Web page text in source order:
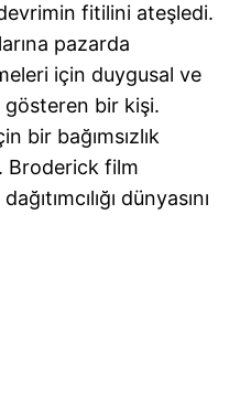
fitilini ateşledi.
pazarda
için duygusal ve
bir kişi.
bir bağımsızlık
Broderick film
dünyasını